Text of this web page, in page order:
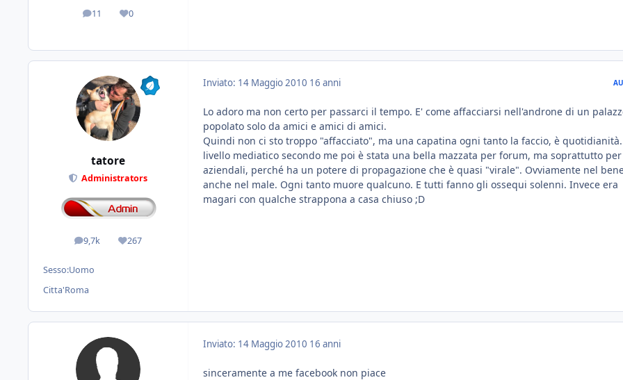
11
messaggi0
Reputazione
tatore
Administrators
9,7k
messaggi267
Reputazione
Sesso:Uomo
Citta'Roma
Inviato: 14 Maggio 2010 16 anni
Lo adoro ma non certo per passarci il tempo. E' come affacciarsi nell'androne di un
popolato solo da amici e amici di amici.
Quindi non ci sto troppo "affacciato", ma una capatina ogni tanto la faccio, è
livello mediatico secondo me poi è stata una bella mazzata per forum, ma soprattutto
aziendali, perché ha un potere di propagazione che è quasi "virale". Ovviamente nel
anche nel male. Ogni tanto muore qualcuno. E tutti fanno gli ossequi solenni. Invece era
magari con qualche strappona a casa chiuso ;D
Inviato: 14 Maggio 2010 16 anni
sinceramente a me facebook non piace